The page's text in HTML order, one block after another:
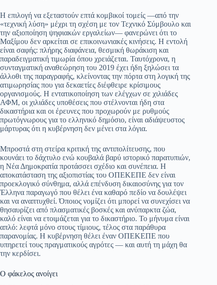
Η επιλογή να εξεταστούν επτά κομβικοί τομείς —από την
«τεχνική λύση» μέχρι τη σχέση με τον Τεχνικό Σύμβουλο και
την αξιοποίηση ψηφιακών εργαλείων— φανερώνει ότι το
Μαξίμου δεν αρκείται σε επικοινωνιακές κινήσεις. Η εντολή
είναι σαφής: πλήρης διαφάνεια, θεσμική θωράκιση και
παραδειγματική τιμωρία όπου χρειάζεται. Ταυτόχρονα, η
συνταγματική αναθεώρηση του 2019 έχει ήδη ξηλώσει τα
άλλοθι της παραγραφής, κλείνοντας την πόρτα στη λογική της
ατιμωρησίας που για δεκαετίες διέφθειρε κρίσιμους
οργανισμούς. Η εντατικοποίηση των ελέγχων σε χιλιάδες
ΑΦΜ, οι χιλιάδες υποθέσεις που στέλνονται ήδη στα
δικαστήρια και οι έρευνες που προχωρούν με ρυθμούς
πρωτόγνωρους για το ελληνικό δημόσιο, είναι αδιάψευστος
μάρτυρας ότι η κυβέρνηση δεν μένει στα λόγια.
Μπροστά στη στείρα κριτική της αντιπολίτευσης, που
κουνάει το δάχτυλο ενώ κουβαλά βαρύ ιστορικό παρατυπιών,
η Νέα Δημοκρατία προτάσσει σχέδιο και συνέπεια. Η
αποκατάσταση της αξιοπιστίας του ΟΠΕΚΕΠΕ δεν είναι
προεκλογικό σύνθημα, αλλά επένδυση δικαιοσύνης για τον
Έλληνα παραγωγό που θέλει ένα καθαρό πεδίο να δουλέψει
και να αναπτυχθεί. Όποιος νομίζει ότι μπορεί να συνεχίσει να
θησαυρίζει από πλασματικές βοσκές και ανύπαρκτα ζώα,
καλό είναι να ετοιμάζεται για το δικαστήριο. Το μήνυμα είναι
απλό: λεφτά μόνο στους τίμιους, τέλος στα παράθυρα
παρανομίας. Η κυβέρνηση θέλει έναν ΟΠΕΚΕΠΕ που
υπηρετεί τους πραγματικούς αγρότες — και αυτή τη μάχη θα
την κερδίσει.
Ο φάκελος ανοίγει